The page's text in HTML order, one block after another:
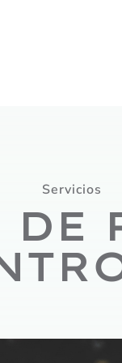
Servicios
DE